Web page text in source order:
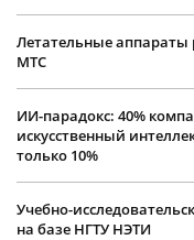
Летательные
МТС
ИИ-парадокс: 40%
искусственный
только 10%
Учебно-
на базе НГТУ НЭТИ